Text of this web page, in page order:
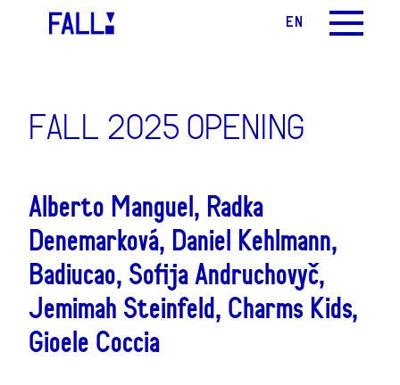
MENU
CS
EN
FALL 2025 OPENING
Alberto Manguel, Radka
Denemarková, Daniel Kehlmann,
Badiucao, Sofija Andruchovyč,
Jemimah Steinfeld, Charms Kids,
Gioele Coccia